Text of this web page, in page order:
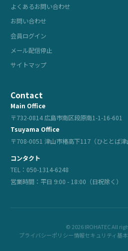
よくあるお問い合わせ
お問い合わせ
会員ログイン
メール配信停止
サイトマップ
Contact
Main Office
〒732-0814 広島市南区段原南1-1-16-601
Tsuyama Office
〒708-0051 津山市椿高下117（ひととば津
コンタクト
TEL：050-1314-6248
営業時間：平日 9:00 - 18:00（日祝除く）
© 2026 IROHATEC All
プライバシーポリシー情報セキュリティ基